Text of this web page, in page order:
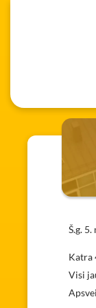
Š.g.
Katra
Visi